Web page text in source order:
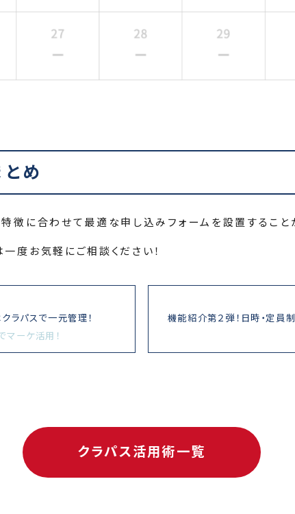
め
徴に合わせて最適な申し込みフォームを設置すること
度お気軽にご相談ください！
ラパスで一元管理！
ーケ活用！
機能紹介第２弾！日時・定員
クラパス活用術一覧